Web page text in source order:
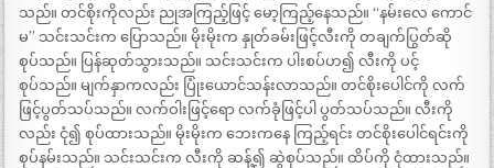
သည်။ တင်စိုးကိုလည်း ညုအကြည့်ဖြင့် မော့ကြည့်နေသည်။ “နမ်းလေ ကောင်
မ” သင်းသင်းက ပြောသည်။ မိုးမိုးက နှုတ်ခမ်းဖြင့်လီးကို တချက်ပြွတ်ဆို
စုပ်သည်။ ပြန်ဆုတ်သွားသည်။ သင်းသင်းက ပါးစပ်ဟ၍ လီးကို ပင့်
စုပ်သည်။ မျက်နှာကလည်း ပြုံးယောင်သန်းလာသည်။ တင်စိုးပေါင်ကို လက်
ဖြင့်ပွတ်သပ်သည်။ လက်ဝါးဖြင့်ရော လက်ခုံဖြင့်ပါ ပွတ်သပ်သည်။ လီးကို
လည်း ငုံ၍ စုပ်ထားသည်။ မိုးမိုးက ဘေးကနေ ကြည့်ရင်း တင်စိုးပေါင်ရင်းကို
စုပ်နမ်းသည်။ သင်းသင်းက လီးကို ဆန့်၍ ဆွဲစုပ်သည်။ ထိပ်ကို ငုံထားသည်။